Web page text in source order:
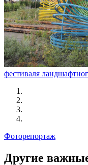
фестиваля
Фоторепортаж
Другие